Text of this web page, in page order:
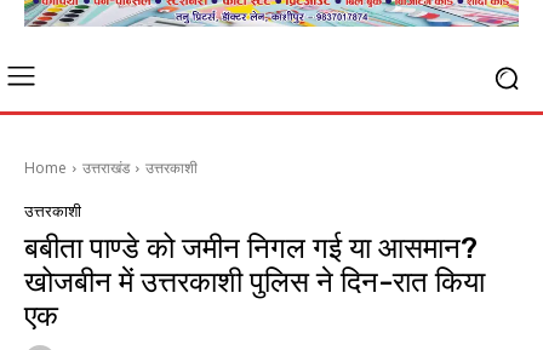
Home उत्तराखंड उत्तरकाशी
उत्तरकाशी
बबीता पाण्डे को जमीन निगल गई या आसमान?
खोजबीन में उत्तरकाशी पुलिस ने दिन-रात किया
एक